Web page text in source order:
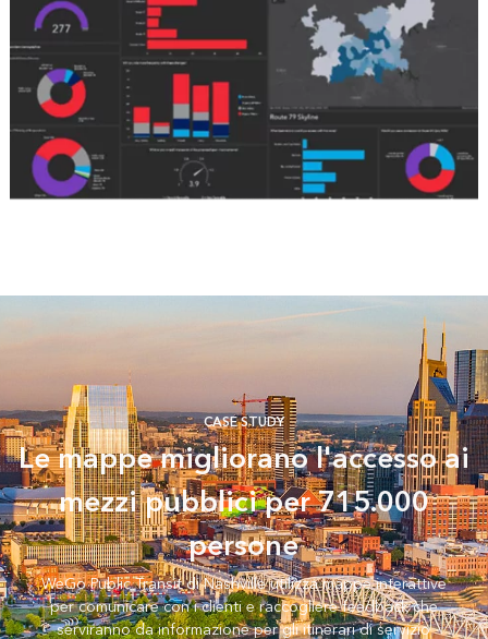
CASE STUDY
Le mappe migliorano l'accesso ai
mezzi pubblici per 715.000
persone
WeGo Public Transit di Nashville utilizza mappe interattive
per comunicare con i clienti e raccogliere feedback che
serviranno da informazione per gli itinerari di servizio